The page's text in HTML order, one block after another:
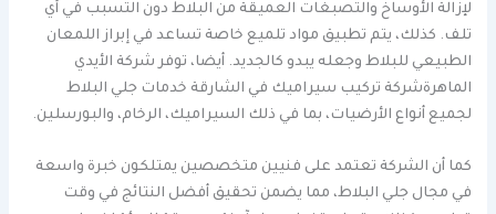
لإزالة الأوساخ والتصبغات العميقة من البلاط دون التسبب في أي
تلف. كذلك، يتم تطبيق مواد تلميع خاصة تساعد في إبراز اللمعان
الطبيعي للبلاط وجعله يبدو كالجديد. أيضا، توفر شركة الأيدي
الماهرةشركة تركيب سيراميك في الشارقة خدمات جلي البلاط
لجميع أنواع الأرضيات، بما في ذلك السيراميك، الرخام، والبورسلين.
كما أن الشركة تعتمد على فنيين متخصصين يمتلكون خبرة واسعة
في مجال جلي البلاط، مما يضمن تحقيق أفضل النتائج في وقت